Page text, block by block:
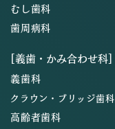
むし歯科
歯周病科
[義歯・かみ合わせ科]
義歯科
クラウン・ブリッジ歯科
高齢者歯科